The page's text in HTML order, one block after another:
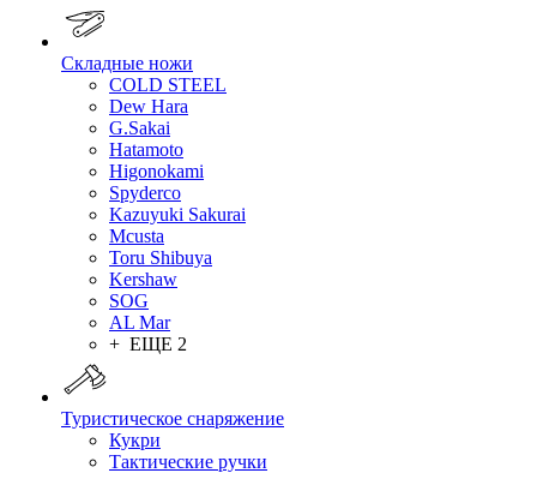
Складные ножи
COLD STEEL
Dew Hara
G.Sakai
Hatamoto
Higonokami
Spyderco
Kazuyuki Sakurai
Mcusta
Toru Shibuya
Kershaw
SOG
AL Mar
+ ЕЩЕ 2
Туристическое снаряжение
Кукри
Тактические ручки